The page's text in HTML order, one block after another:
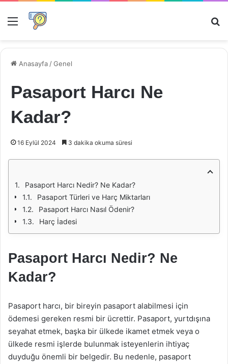
Menü
Anasayfa /Genel
Pasaport Harcı Ne
Kadar?
16 Eylül 2024 3 dakika okuma süresi
Pasaport Harcı Nedir? Ne Kadar?
Pasaport Türleri ve Harç Miktarları
Pasaport Harcı Nasıl Ödenir?
Harç İadesi
Pasaport Harcı Nedir? Ne
Kadar?
Pasaport harcı, bir bireyin pasaport alabilmesi için
ödemesi gereken resmi bir ücrettir. Pasaport, yurtdışına
seyahat etmek, başka bir ülkede ikamet etmek veya o
ülkede resmi işlerde bulunmak isteyenlerin ihtiyaç
duyduğu önemli bir belgedir. Bu nedenle, pasaport